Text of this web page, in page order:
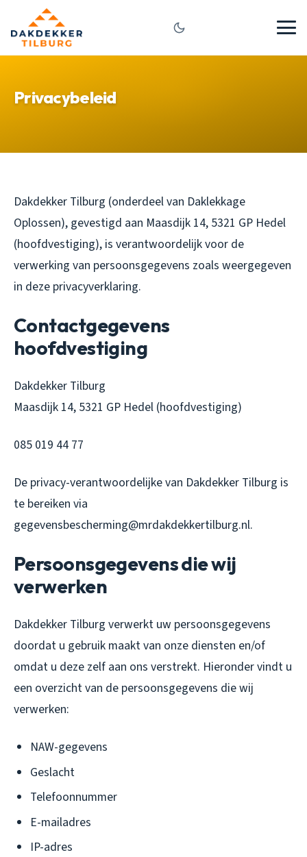
Privacybeleid
Dakdekker Tilburg (onderdeel van Daklekkage
Oplossen), gevestigd aan Maasdijk 14, 5321 GP Hedel
(hoofdvestiging), is verantwoordelijk voor de
verwerking van persoonsgegevens zoals weergegeven
in deze privacyverklaring.
Contactgegevens
hoofdvestiging
Dakdekker Tilburg
Maasdijk 14, 5321 GP Hedel (hoofdvestiging)
085 019 44 77
De privacy-verantwoordelijke van Dakdekker Tilburg is
te bereiken via
gegevensbescherming@mrdakdekkertilburg.nl.
Persoonsgegevens die wij
verwerken
Dakdekker Tilburg verwerkt uw persoonsgegevens
doordat u gebruik maakt van onze diensten en/of
omdat u deze zelf aan ons verstrekt. Hieronder vindt u
een overzicht van de persoonsgegevens die wij
verwerken:
NAW-gegevens
Geslacht
Telefoonnummer
E-mailadres
IP-adres